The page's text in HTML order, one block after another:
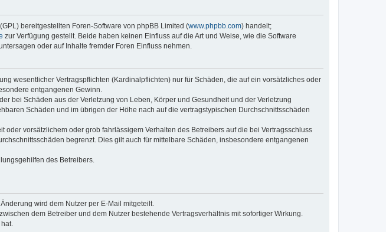
(GPL) bereitgestellten Foren-Software von phpBB Limited (www.phpbb.com) handelt;
zur Verfügung gestellt. Beide haben keinen Einfluss auf die Art und Weise, wie die Software
oder auf Inhalte fremder Foren Einfluss nehmen.
wesentlicher Vertragspflichten (Kardinalpflichten) nur für Schäden, die auf ein vorsätzliches oder
entgangenen Gewinn.
bei Schäden aus der Verletzung von Leben, Körper und Gesundheit und der Verletzung
Schäden und im übrigen der Höhe nach auf die vertragstypischen Durchschnittsschäden
vorsätzlichem oder grob fahrlässigem Verhalten des Betreibers auf die bei Vertragsschluss
begrenzt. Dies gilt auch für mittelbare Schäden, insbesondere entgangenen
des Betreibers.
wird dem Nutzer per E-Mail mitgeteilt.
dem Betreiber und dem Nutzer bestehende Vertragsverhältnis mit sofortiger Wirkung.